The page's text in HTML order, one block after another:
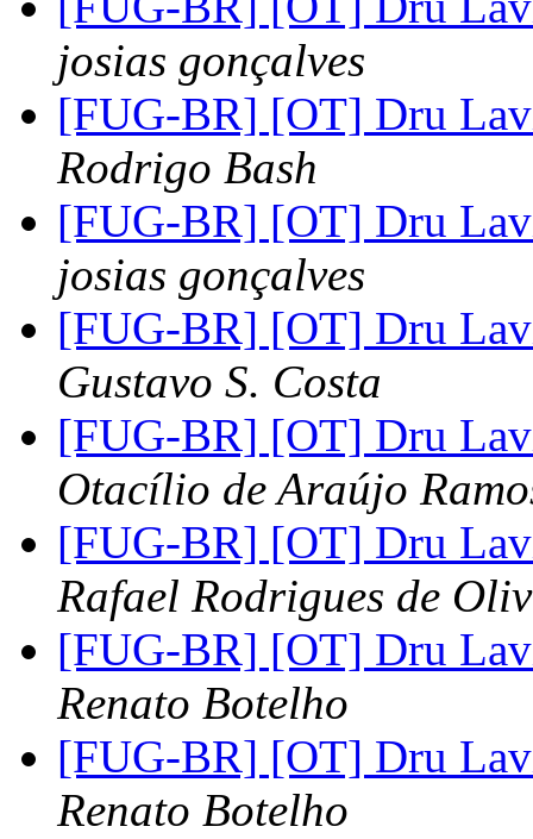
josias gonçalves
[FUG-BR] [OT] Dru
Rodrigo Bash
[FUG-BR] [OT] Dru
josias gonçalves
[FUG-BR] [OT] Dru
Gustavo S. Costa
[FUG-BR] [OT] Dru
Otacílio de Araújo
[FUG-BR] [OT] Dru
Rafael Rodrigues de
[FUG-BR] [OT] Dru
Renato Botelho
[FUG-BR] [OT] Dru
Renato Botelho